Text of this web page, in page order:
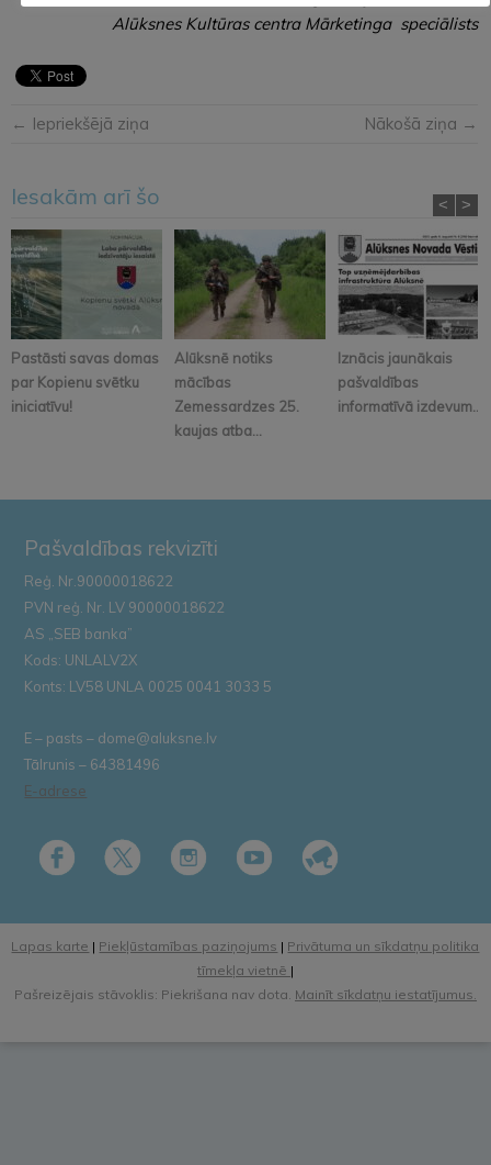
Alūksnes Kultūras centra Mārketinga speciālists
← Iepriekšējā ziņa Nākošā ziņa →
Iesakām arī šo
Pastāsti savas domas
par Kopienu svētku
iniciatīvu!
Alūksnē notiks
mācības
Zemessardzes 25.
kaujas atba...
Iznācis jaunākais
pašvaldības
informatīvā izdevum...
< >
Pašvaldības rekvizīti
Reģ. Nr.90000018622
PVN reģ. Nr. LV 90000018622
AS „SEB banka”
Kods: UNLALV2X
Konts: LV58 UNLA 0025 0041 3033 5
E – pasts – dome@aluksne.lv
Tālrunis – 64381496
E-adrese
Lapas karte | Piekļūstamības paziņojums | Privātuma un sīkdatņu politika
tīmekļa vietnē |
Pašreizējais stāvoklis: Piekrišana nav dota. Mainīt sīkdatņu iestatījumus.